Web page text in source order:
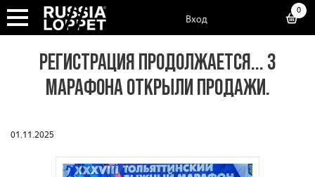
Вход
0
РЕГИСТРАЦИЯ ПРОДОЛЖАЕТСЯ... 3
МАРАФОНА ОТКРЫЛИ ПРОДАЖИ.
01.11.2025